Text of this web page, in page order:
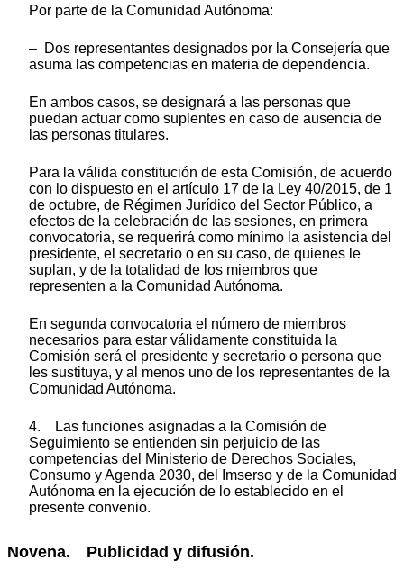
Por parte de la Comunidad Autónoma:
– Dos representantes designados por la Consejería que
asuma las competencias en materia de dependencia.
En ambos casos, se designará a las personas que
puedan actuar como suplentes en caso de ausencia de
las personas titulares.
Para la válida constitución de esta Comisión, de acuerdo
con lo dispuesto en el artículo 17 de la Ley 40/2015, de 1
de octubre, de Régimen Jurídico del Sector Público, a
efectos de la celebración de las sesiones, en primera
convocatoria, se requerirá como mínimo la asistencia del
presidente, el secretario o en su caso, de quienes le
suplan, y de la totalidad de los miembros que
representen a la Comunidad Autónoma.
En segunda convocatoria el número de miembros
necesarios para estar válidamente constituida la
Comisión será el presidente y secretario o persona que
les sustituya, y al menos uno de los representantes de la
Comunidad Autónoma.
4. Las funciones asignadas a la Comisión de
Seguimiento se entienden sin perjuicio de las
competencias del Ministerio de Derechos Sociales,
Consumo y Agenda 2030, del Imserso y de la Comunidad
Autónoma en la ejecución de lo establecido en el
presente convenio.
Novena. Publicidad y difusión.